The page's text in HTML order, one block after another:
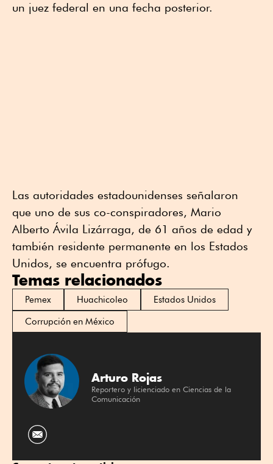
un juez federal en una fecha posterior.
Las autoridades estadounidenses señalaron
que uno de sus co-conspiradores, Mario
Alberto Ávila Lizárraga, de 61 años de edad y
también residente permanente en los Estados
Unidos, se encuentra prófugo.
Temas relacionados
Pemex Huachicoleo
Estados Unidos
Corrupción en México
Arturo Rojas
Reportero y licienciado en Ciencias de la
Comunicación